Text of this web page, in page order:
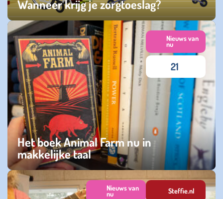
Wanneer krijg je zorgtoeslag?
maandag 07 april 2025
Het boek Animal Farm nu in
makkelijke taal
donderdag 06 maart 2025
Nieuws van
nu
21
Nieuws van
nu Steffie.nl